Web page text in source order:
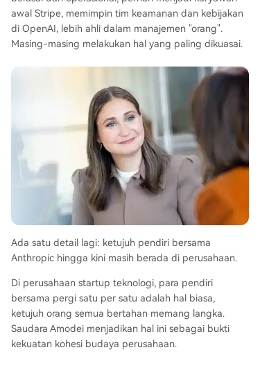
awal Stripe, memimpin tim keamanan dan kebijakan
di OpenAI, lebih ahli dalam manajemen "orang".
Masing-masing melakukan hal yang paling dikuasai.
Ada satu detail lagi: ketujuh pendiri bersama
Anthropic hingga kini masih berada di perusahaan.
Di perusahaan startup teknologi, para pendiri
bersama pergi satu per satu adalah hal biasa,
ketujuh orang semua bertahan memang langka.
Saudara Amodei menjadikan hal ini sebagai bukti
kekuatan kohesi budaya perusahaan.